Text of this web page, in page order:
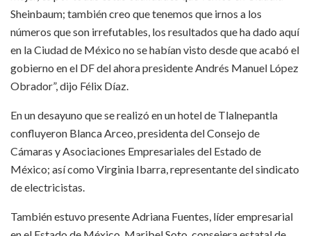
Sheinbaum; también creo que tenemos que irnos a los
números que son irrefutables, los resultados que ha dado aquí
en la Ciudad de México no se habían visto desde que acabó el
gobierno en el DF del ahora presidente Andrés Manuel López
Obrador”, dijo Félix Díaz.
En un desayuno que se realizó en un hotel de Tlalnepantla
confluyeron Blanca Arceo, presidenta del Consejo de
Cámaras y Asociaciones Empresariales del Estado de
México; así como Virginia Ibarra, representante del sindicato
de electricistas.
También estuvo presente Adriana Fuentes, líder empresarial